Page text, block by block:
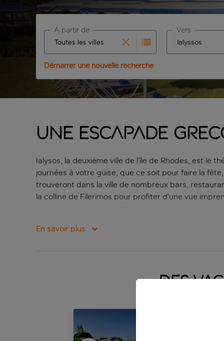
À partir de Vers
Démarrer une nouvelle recherche
Une escapade
Ialysos, la deuxième ville de l’île de Rhodes, est le
journées à votre guise, que ce soit pour faire la
trouveront dans la ville de nombreux bars,
la colline de Filerimos pour profiter d’une vue
de sensations fortes, ils peuvent tout simplement
En savoir plus
Des